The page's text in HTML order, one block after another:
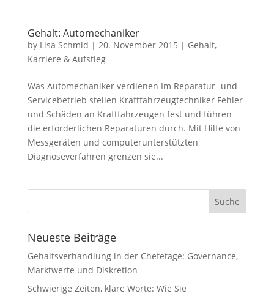
Gehalt: Automechaniker
by Lisa Schmid | 20. November 2015 | Gehalt,
Karriere & Aufstieg
Was Automechaniker verdienen Im Reparatur- und
Servicebetrieb stellen Kraftfahrzeugtechniker Fehler
und Schäden an Kraftfahrzeugen fest und führen
die erforderlichen Reparaturen durch. Mit Hilfe von
Messgeräten und computerunterstützten
Diagnoseverfahren grenzen sie...
Neueste Beiträge
Gehaltsverhandlung in der Chefetage: Governance,
Marktwerte und Diskretion
Schwierige Zeiten, klare Worte: Wie Sie